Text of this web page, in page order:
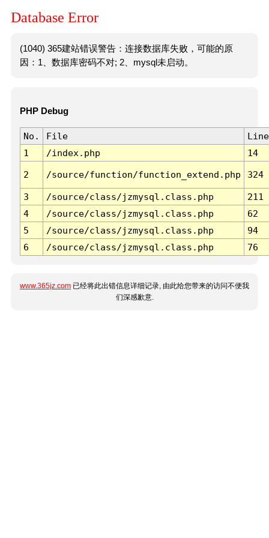
Database Error
(1040) 365建站错误警告：连接数据库失败，可能的原
因：1、数据库密码不对; 2、mysql未启动。
PHP Debug
No. File
Line
1
/index.php 14
2 /source/function/function_extend.php 324
3 /source/class/jzmysql.class.php
211
4
/source/class/jzmysql.class.php
62
5
/source/class/jzmysql.class.php
94
6
/source/class/jzmysql.class.php 76
www.365jz.com 已经将此出错信息详细记录, 由此给您带来的访问不便我
们深感歉意.